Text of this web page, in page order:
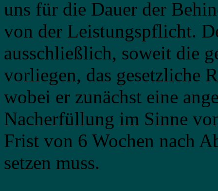
uns für die Dauer der
von der Leistungspflicht.
ausschließlich, soweit die
vorliegen, das gesetzliche
wobei er zunächst eine
Nacherfüllung im Sinne
Frist von 6 Wochen nach
setzen muss.